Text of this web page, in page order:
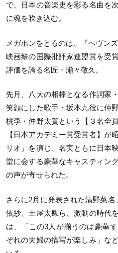
で、日本の音楽史を彩る名曲を
に魂を吹き込む。
メガホンをとるのは、『ヘヴン
映画祭の国際批評家連盟賞を受
評価を誇る名匠・瀬々敬久。
先月、八大の相棒となる作詞家
笑顔にした歌手・坂本九役に仲
桃李・仲野太賀という【３名全
【日本アカデミー賞受賞者】が
リオ」を演じ、名実ともに日本
堂に会する豪華なキャスティン
の声が寄せられた。
さらに2月に発表された清野菜
依紗、土屋太鳳ら、激動の時代
は、「この3人が揃うのは豪華
ぞれの夫婦の描写が楽しみ」な